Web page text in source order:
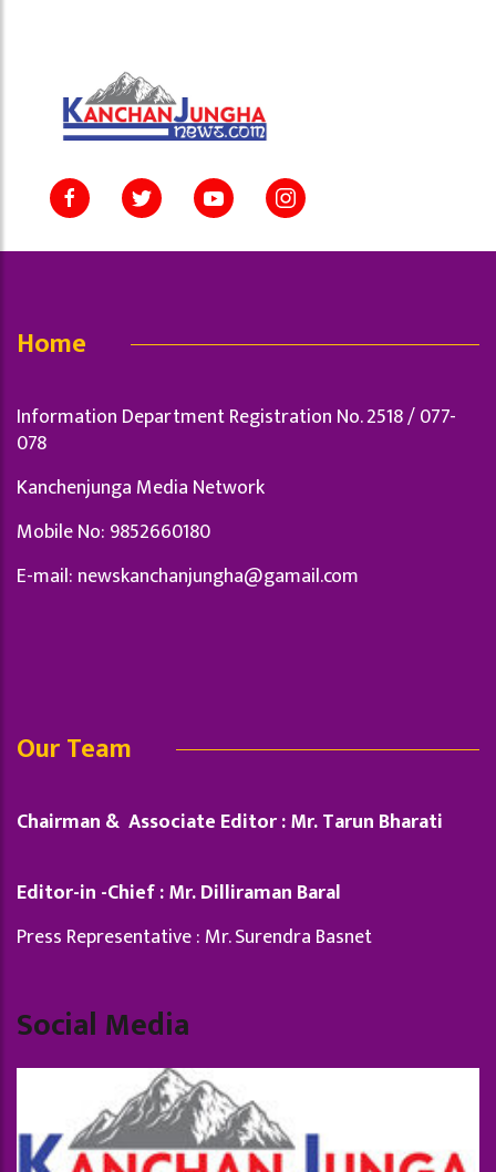
Home
Information Department Registration No. 2518 / 077-
078
Kanchenjunga Media Network
Mobile No: 9852660180
E-mail: newskanchanjungha@gamail.com
Our Team
Chairman & Associate Editor : Mr. Tarun Bharati
Editor-in -Chief : Mr. Dilliraman Baral
Press Representative : Mr. Surendra Basnet
Social Media